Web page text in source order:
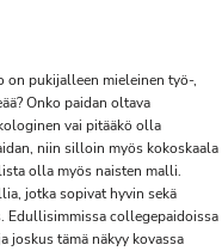
on pukijalleen mieleinen työ-,
Onko paidan oltava
vai pitääkö olla
niin silloin myös kokoskaala
olla myös naisten malli.
jotka sopivat hyvin sekä
Edullisimmissa collegepaidoissa
joskus tämä näkyy kovassa